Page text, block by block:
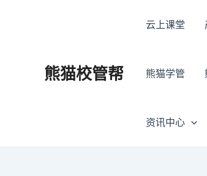
熊猫校管帮
云上课堂
熊猫学管
资讯中心